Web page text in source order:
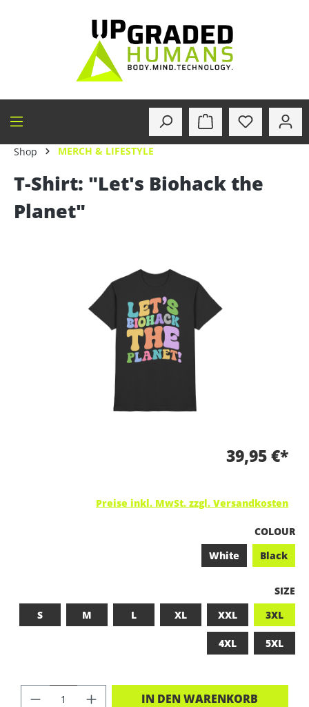
Shop MERCH & LIFESTYLE
T-Shirt: "Let's Biohack the
Planet"
Bildergalerie überspringen
39,95 €*
Preise inkl. MwSt. zzgl. Versandkosten
COLOUR
White
Black
SIZE
S
M L XL XXL 3XL
4XL 5XL
PRODUKT ANZAHL: GIB DEN
IN DEN WARENKORB